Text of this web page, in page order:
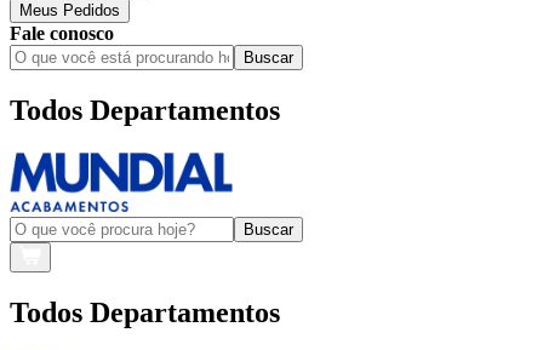
Meus Pedidos
Fale conosco
Buscar
Todos Departamentos
Buscar
Todos Departamentos